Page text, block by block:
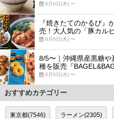
8月6日(木) 〜
『焼きたてのかるび』
売！大人気の「豚カル
8月6日(木) 〜
8/5〜｜沖縄県産黒糖
種を販売『
8月5日(水) 〜
おすすめカテゴリー
東京都(7546) ラーメン(2305)